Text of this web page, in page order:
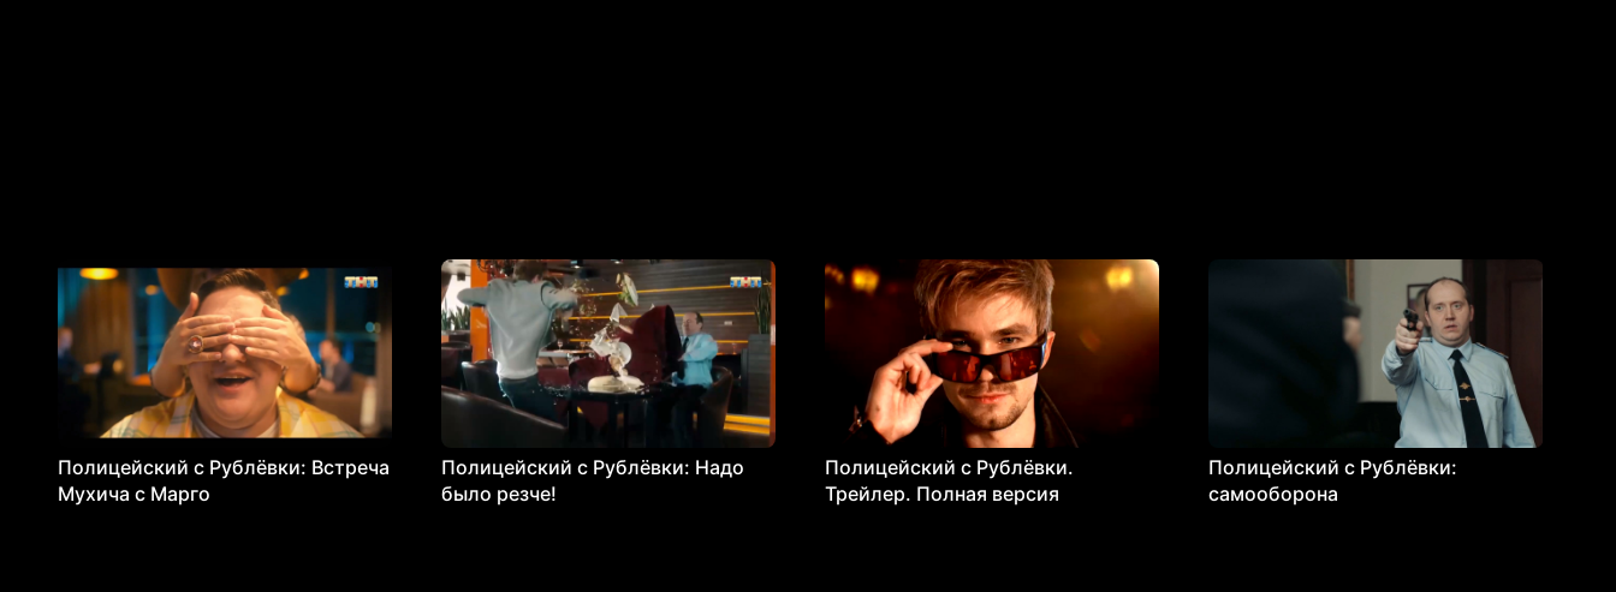
Полицейский с Рублёвки: Встреча
Мухича с Марго
Полицейский с Рублёвки: Надо
было резче!
Полицейский с Рублёвки.
Трейлер. Полная версия
Полицейский с Рублёвки:
самооборона